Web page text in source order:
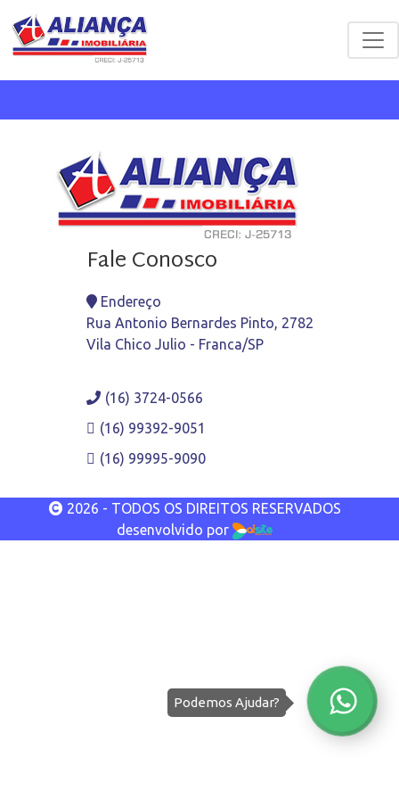
Fale Conosco
Endereço
Rua Antonio Bernardes Pinto, 2782
Vila Chico Julio - Franca/SP
(16) 3724-0566
(16) 99392-9051
(16) 99995-9090
2026 - TODOS OS DIREITOS RESERVADOS
desenvolvido por
Podemos Ajudar?